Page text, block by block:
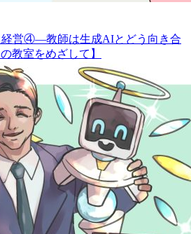
経営④―教師は生成AIとどう向き合
教室をめざして】